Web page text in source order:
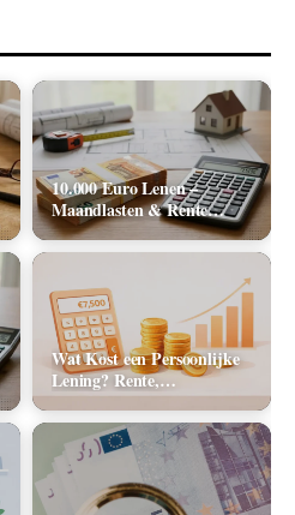
10.000 Euro Lenen –
Maandlasten & Rente
Berekenen (2026)
Wat Kost een Persoonlijke
Lening? Rente,
Rekenvoorbeelden en Totale
Kosten (2026)